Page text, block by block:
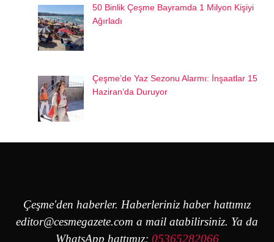
50 Binlik Çeşme Bayramda 1 Milyon Kişiyi
Ağırladı
Çeşme’de Yaz Sezonu Alarmı: İnşaatlar 15
Haziran’da Duruyor
Çeşme'den haberler. Haberleriniz haber hattımız
editor@cesmegazete.com a mail atabilirsiniz. Ya da
WhatsApp hattımız: 05365282066